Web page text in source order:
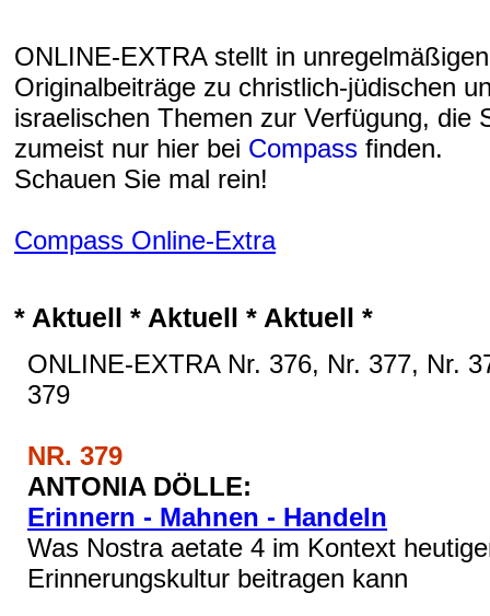
ONLINE-EXTRA stellt in
Originalbeiträge zu christlich-jüdischen
israelischen Themen zur Verfügung, die
zumeist nur hier bei Compass finden.
Schauen Sie mal rein!
Compass Online-Extra
* Aktuell * Aktuell * Aktuell *
ONLINE-EXTRA Nr. 376, Nr. 377, Nr.
379
NR. 379
ANTONIA DÖLLE:
Erinnern - Mahnen - Handeln
Was Nostra aetate 4 im Kontext
Erinnerungskultur beitragen kann